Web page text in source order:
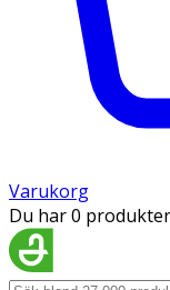
Varukorg
Du har 0